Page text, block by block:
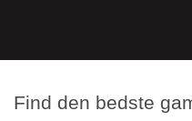
Find den bedste